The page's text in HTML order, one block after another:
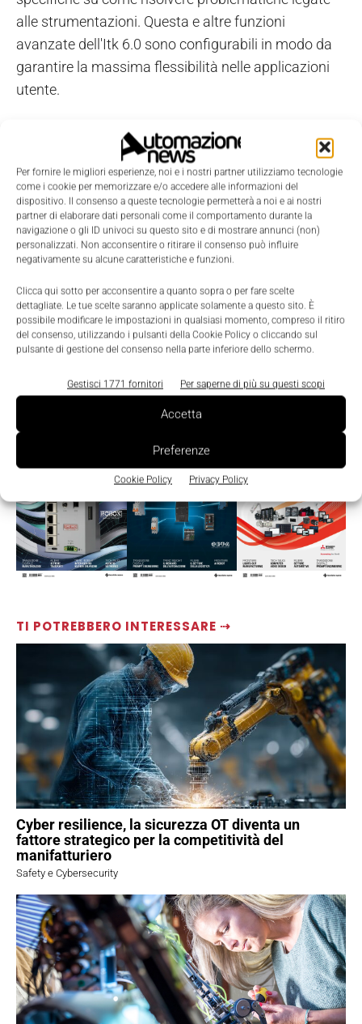
Per fornire le migliori esperienze, noi e i nostri partner utilizziamo tecnologie
come i cookie per memorizzare e/o accedere alle informazioni del
dispositivo. Il consenso a queste tecnologie permetterà a noi e ai nostri
partner di elaborare dati personali come il comportamento durante la
navigazione o gli ID univoci su questo sito e di mostrare annunci (non)
personalizzati. Non acconsentire o ritirare il consenso può influire
negativamente su alcune caratteristiche e funzioni.
Clicca qui sotto per acconsentire a quanto sopra o per fare scelte
dettagliate. Le tue scelte saranno applicate solamente a questo sito. È
possibile modificare le impostazioni in qualsiasi momento, compreso il ritiro
del consenso, utilizzando i pulsanti della Cookie Policy o cliccando sul
pulsante di gestione del consenso nella parte inferiore dello schermo.
Gestisci 1771 fornitori Per saperne di più su questi scopi
Accetta
Preferenze
Cookie Policy Privacy Policy
LEGGI LA RIVISTA ⇢
TI POTREBBERO INTERESSARE ⇢
Cyber resilience, la sicurezza OT diventa un
fattore strategico per la competitività del
manifatturiero
Safety e Cybersecurity
alle strumentazioni. Questa e altre funzioni
avanzate dell'Itk 6.0 sono configurabili in modo da
garantire la massima flessibilità nelle applicazioni
utente.